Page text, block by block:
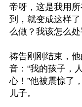
帝呀，这是我用
到，就变成这样
么做？我该怎么处
祷告刚刚结束，
音：“我的孩子，
心！”他被震惊了
儿子。